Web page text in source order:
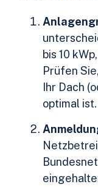
bis 10
Prüfen
Ihr Dach
optimal ist.